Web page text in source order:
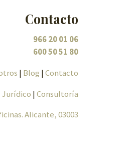
Contacto
966 20 01 06
600 50 51 80
| Blog |Contacto
Jurídico |Consultoría
Alicante, 03003